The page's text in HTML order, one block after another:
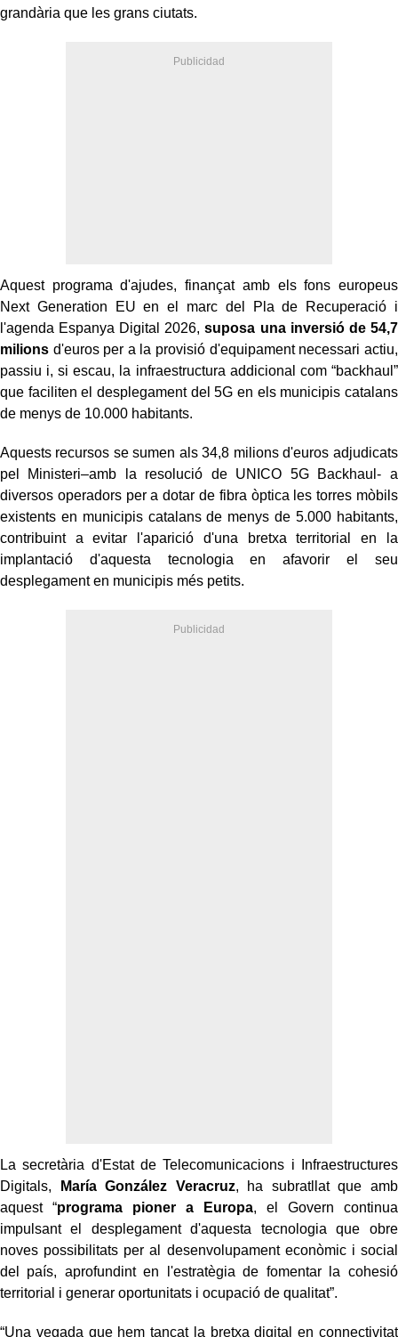
grandària que les grans ciutats.
Aquest programa d'ajudes, finançat amb els fons europeus
Next Generation EU en el marc del Pla de Recuperació i
l'agenda Espanya Digital 2026, suposa una inversió de 54,7
milions d'euros per a la provisió d'equipament necessari actiu,
passiu i, si escau, la infraestructura addicional com “backhaul”
que faciliten el desplegament del 5G en els municipis catalans
de menys de 10.000 habitants.
Aquests recursos se sumen als 34,8 milions d'euros adjudicats
pel Ministeri–amb la resolució de UNICO 5G Backhaul- a
diversos operadors per a dotar de fibra òptica les torres mòbils
existents en municipis catalans de menys de 5.000 habitants,
contribuint a evitar l'aparició d'una bretxa territorial en la
implantació d'aquesta tecnologia en afavorir el seu
desplegament en municipis més petits.
La secretària d'Estat de Telecomunicacions i Infraestructures
Digitals,
María González Veracruz, ha subratllat que amb
aquest “programa pioner a Europa, el Govern continua
impulsant el desplegament d'aquesta tecnologia que obre
noves possibilitats per al desenvolupament econòmic i social
del país, aprofundint en l'estratègia de fomentar la cohesió
territorial i generar oportunitats i ocupació de qualitat”.
“Una vegada que hem tancat la bretxa digital en connectivitat